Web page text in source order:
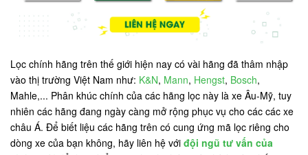
Lọc chính hãng trên thế giới hiện nay có vài hãng đã thâm nhập
vào thị trường Việt Nam như: K&N, Mann, Hengst, Bosch,
Mahle,... Phân khúc chính của các hãng lọc này là xe Âu-Mỹ, tuy
nhiên các hãng đang ngày càng mở rộng phục vụ cho các các xe
châu Á. Để biết liệu các hãng trên có cung ứng mã lọc riêng cho
dòng xe của bạn không, hãy liên hệ với đội ngũ tư vấn của